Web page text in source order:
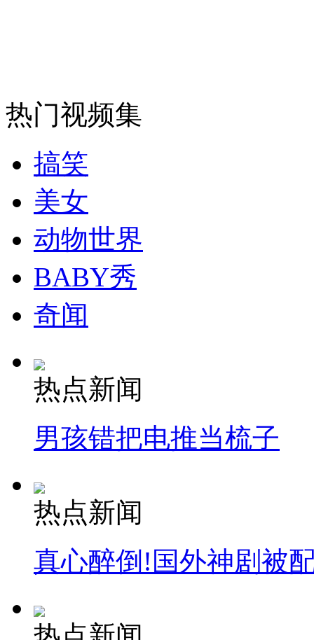
安徽一实载49人客车翻车
走！跟着总书记去植树
消防员救轻生者 花炮节热闹非凡
司机酒驾遇交警 急速倒车逃窜
热门视频集
搞笑
美女
动物世界
BABY秀
奇闻
热点新闻
男孩错把电推当梳子
热点新闻
真心醉倒!国外神剧被